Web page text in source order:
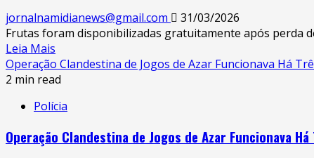
jornalnamidianews@gmail.com
31/03/2026
Frutas foram disponibilizadas gratuitamente após perda
Leia Mais
Operação Clandestina de Jogos de Azar Funcionava Há
2 min read
Polícia
Operação Clandestina de Jogos de Azar Funcionava